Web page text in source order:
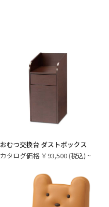
おむつ交換台 ダストボックス
カタログ価格 ￥93,500 (税込) ~